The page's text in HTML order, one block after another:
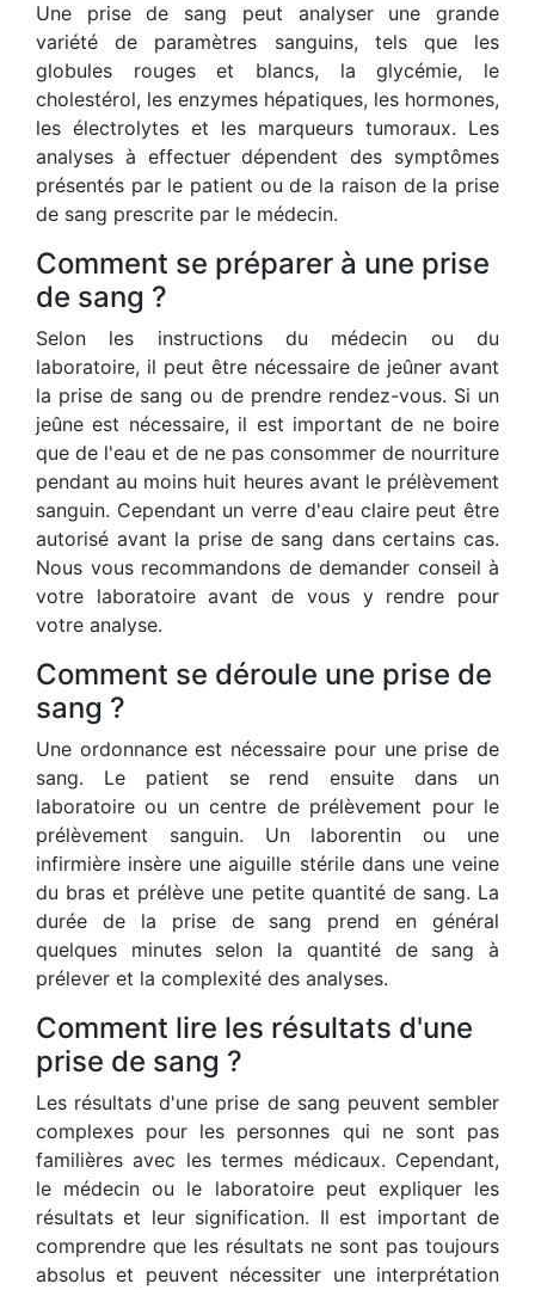
Une prise de sang peut analyser une grande
variété de paramètres sanguins, tels que les
globules rouges et blancs, la glycémie, le
cholestérol, les enzymes hépatiques, les hormones,
les électrolytes et les marqueurs tumoraux. Les
analyses à effectuer dépendent des symptômes
présentés par le patient ou de la raison de la prise
de sang prescrite par le médecin.
Comment se préparer à une prise
de sang ?
Selon les instructions du médecin ou du
laboratoire, il peut être nécessaire de jeûner avant
la prise de sang ou de prendre rendez-vous. Si un
jeûne est nécessaire, il est important de ne boire
que de l'eau et de ne pas consommer de nourriture
pendant au moins huit heures avant le prélèvement
sanguin. Cependant un verre d'eau claire peut être
autorisé avant la prise de sang dans certains cas.
Nous vous recommandons de demander conseil à
votre laboratoire avant de vous y rendre pour
votre analyse.
Comment se déroule une prise de
sang ?
Une ordonnance est nécessaire pour une prise de
sang. Le patient se rend ensuite dans un
laboratoire ou un centre de prélèvement pour le
prélèvement sanguin. Un laborentin ou une
infirmière insère une aiguille stérile dans une veine
du bras et prélève une petite quantité de sang. La
durée de la prise de sang prend en général
quelques minutes selon la quantité de sang à
prélever et la complexité des analyses.
Comment lire les résultats d'une
prise de sang ?
Les résultats d'une prise de sang peuvent sembler
complexes pour les personnes qui ne sont pas
familières avec les termes médicaux. Cependant,
le médecin ou le laboratoire peut expliquer les
résultats et leur signification. Il est important de
comprendre que les résultats ne sont pas toujours
absolus et peuvent nécessiter une interprétation